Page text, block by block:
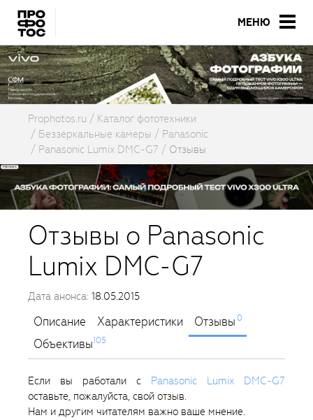
МЕНЮ
Prophotos.ru
Каталог фототехники
Беззеркальные камеры
Panasonic
Panasonic Lumix DMC-G7
Отзывы
Отзывы о Panasonic
Lumix DMC-G7
Дата анонса: 18.05.2015
Описание Характеристики Отзывы0
Объективы105
Если вы работали с Panasonic Lumix DMC-G7
оставьте, пожалуйста, свой отзыв.
Нам и другим читателям важно ваше мнение.